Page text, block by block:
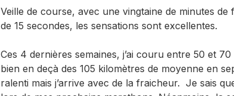
Veille de course, avec une vingtaine de minutes de
de 15 secondes, les sensations sont excellentes.
Ces 4 dernières semaines, j’ai couru entre 50 et
bien en deçà des 105 kilomètres de moyenne en
ralenti mais j’arrive avec de la fraicheur. Je sais